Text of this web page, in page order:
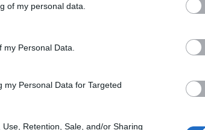
of my personal data.
Personal Data.
Personal Data for Targeted
Retention, Sale, and/or Sharing